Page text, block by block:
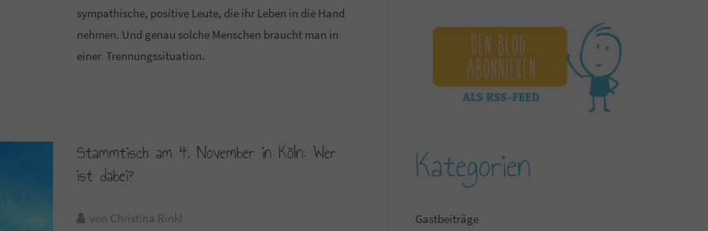
sympathische, positive Leute, die ihr Leben in die Hand
nehmen. Und genau solche Menschen braucht man in
einer Trennungssituation.
Stammtisch am 4. November in Köln: Wer
ist dabei?
von Christina Rinkl
Kategorien
Gastbeiträge